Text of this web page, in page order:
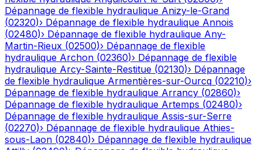
Dépannage de flexible hydraulique Anizy-le-Grand
(02320)› Dépannage de flexible hydraulique Annois
(02480)› Dépannage de flexible hydraulique Any-
Martin-Rieux (02500)› Dépannage de flexible
hydraulique Archon (02360)› Dépannage de flexible
hydraulique Arcy-Sainte-Restitue (02130)› Dépannage
de flexible hydraulique Armentières-sur-Ourcq (02210)›
Dépannage de flexible hydraulique Arrancy (02860)›
Dépannage de flexible hydraulique Artemps (02480)›
Dépannage de flexible hydraulique Assis-sur-Serre
(02270)› Dépannage de flexible hydraulique Athies-
sous-Laon (02840)› Dépannage de flexible hydraulique